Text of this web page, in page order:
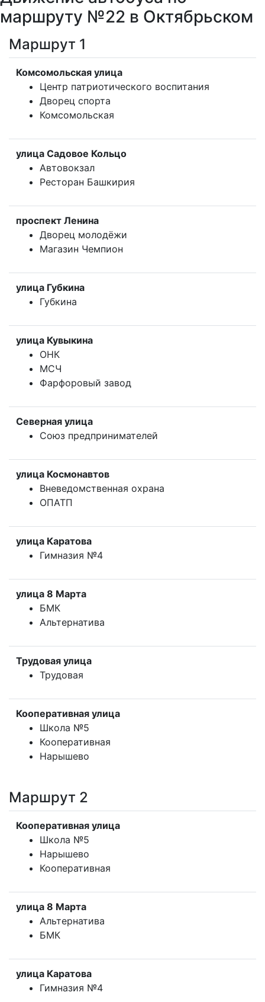
маршруту №22 в Октябрьском
Маршрут 1
Комсомольская улица
Центр патриотического воспитания
Дворец спорта
Комсомольская
улица Садовое Кольцо
Автовокзал
Ресторан Башкирия
проспект Ленина
Дворец молодёжи
Магазин Чемпион
улица Губкина
Губкина
улица Кувыкина
ОНК
МСЧ
Фарфоровый завод
Северная улица
Союз предпринимателей
улица Космонавтов
Вневедомственная охрана
ОПАТП
улица Каратова
Гимназия №4
улица 8 Марта
БМК
Альтернатива
Трудовая улица
Трудовая
Кооперативная улица
Школа №5
Кооперативная
Нарышево
Маршрут 2
Кооперативная улица
Школа №5
Нарышево
Кооперативная
улица 8 Марта
Альтернатива
БМК
улица Каратова
Гимназия №4